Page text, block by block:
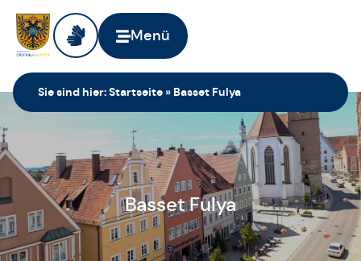
Menü
Sie sind hier:Startseite » Basset Fulya
Basset Fulya